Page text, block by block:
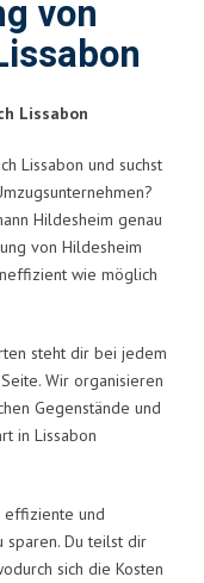
von
Lissabon
Lissabon und suchst
Hildesheim genau
von Hildesheim
wie möglich
steht dir bei jedem
Wir organisieren
Gegenstände und
in Lissabon
effiziente und
sparen. Du teilst dir
sich die Kosten